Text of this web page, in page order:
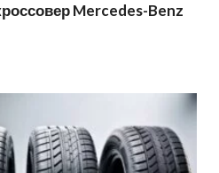
Mercedes-Benz